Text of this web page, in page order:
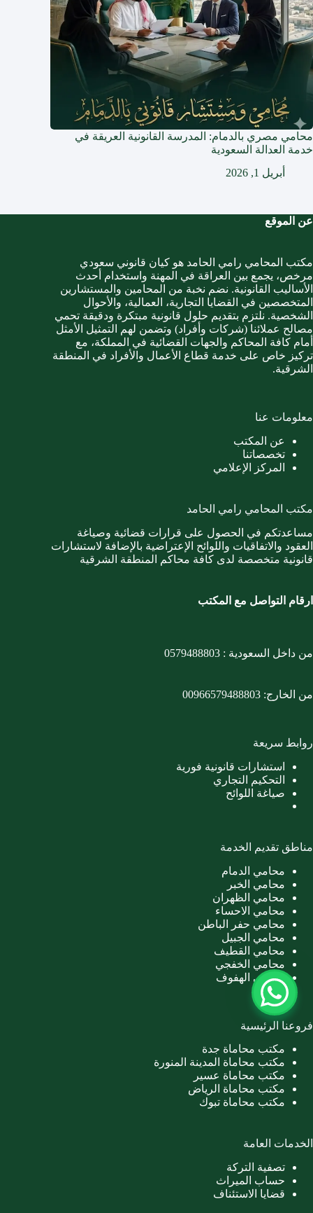
محامي مصري بالدمام: المدرسة القانونية العريقة في
خدمة العدالة السعودية
أبريل 1, 2026
عن الموقع
مكتب المحامي رامي الحامد هو كيان قانوني سعودي
مرخص، يجمع بين العراقة في المهنة واستخدام أحدث
الأساليب القانونية. نضم نخبة من المحامين والمستشارين
المتخصصين في القضايا التجارية، العمالية، والأحوال
الشخصية. نلتزم بتقديم حلول قانونية مبتكرة ودقيقة تحمي
مصالح عملائنا (شركات وأفراد) وتضمن لهم التمثيل الأمثل
أمام كافة المحاكم والجهات القضائية في المملكة، مع
تركيز خاص على خدمة قطاع الأعمال والأفراد في المنطقة
الشرقية.
معلومات عنا
عن المكتب
تخصصاتنا
المركز الإعلامي
مكتب المحامي رامي الحامد
مساعدتكم في الحصول على قرارات قضائية وصياغة
العقود والاتفاقيات واللوائح الإعتراضية بالإضافة لاستشارات
قانونية متخصصة لدى كافة محاكم المنطقة الشرقية
ارقام التواصل مع المكتب
من داخل السعودية : 0579488803
من الخارج: 00966579488803
روابط سريعة
استشارات قانونية فورية
التحكيم التجاري
صياغة اللوائح
مناطق تقديم الخدمة
محامي الدمام
محامي الخبر
محامي الظهران
محامي الاحساء
محامي حفر الباطن
محامي الجبيل
محامي القطيف
محامي الخفجي
محامي الهفوف
فروعنا الرئيسية
مكتب محاماة جدة
مكتب محاماة المدينة المنورة
مكتب محاماة عسير
مكتب محاماة الرياض
مكتب محاماة تبوك
الخدمات العامة
تصفية التركة
حساب الميراث
قضايا الاستئناف